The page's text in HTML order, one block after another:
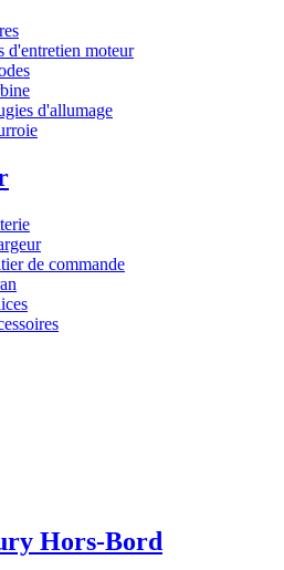
d'entretien moteur
d'allumage
de commande
Hors-Bord